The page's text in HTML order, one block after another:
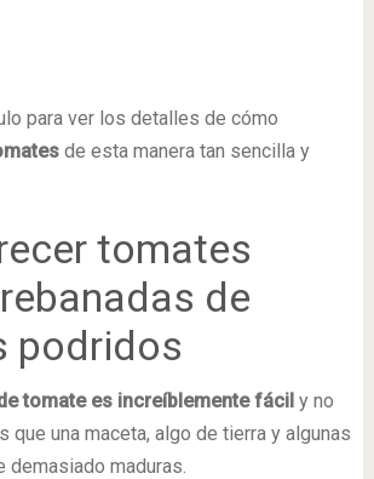
para ver los detalles de cómo
de esta manera tan sencilla y
tomates
de
podridos
tomate es increíblemente fácily no
que una maceta, algo de tierra y algunas
demasiado maduras.